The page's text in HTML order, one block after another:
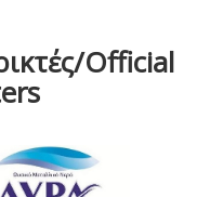
Official